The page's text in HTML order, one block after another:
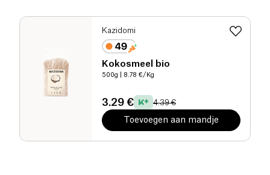
Kazidomi
Kokosmeel bio
500g | 8.78 €/Kg
3.29 € 4.39 €
Toevoegen aan mandje